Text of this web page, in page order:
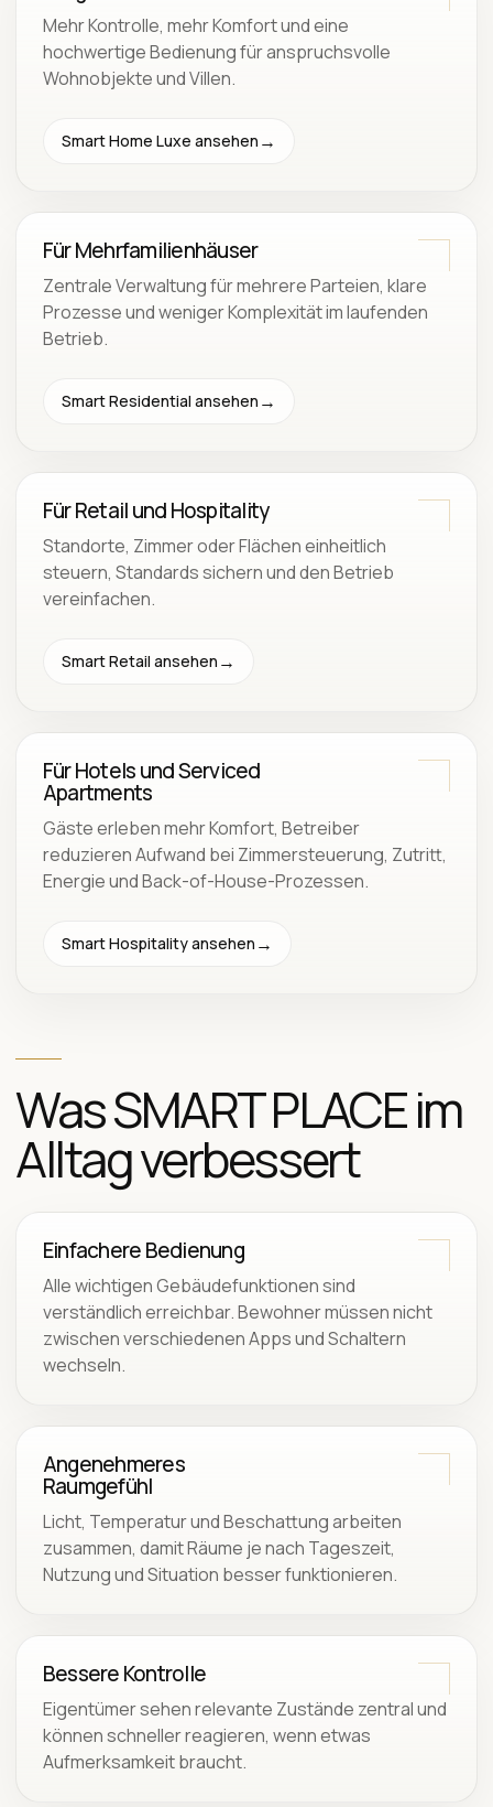
Mehr Kontrolle, mehr Komfort und eine
hochwertige Bedienung für anspruchsvolle
Wohnobjekte und Villen.
Smart Home Luxe ansehen
Für Mehrfamilienhäuser
Zentrale Verwaltung für mehrere Parteien, klare
Prozesse und weniger Komplexität im laufenden
Betrieb.
Smart Residential ansehen
Für Retail und Hospitality
Standorte, Zimmer oder Flächen einheitlich
steuern, Standards sichern und den Betrieb
vereinfachen.
Smart Retail ansehen
Für Hotels und Serviced
Apartments
Gäste erleben mehr Komfort, Betreiber
reduzieren Aufwand bei Zimmersteuerung, Zutritt,
Energie und Back-of-House-Prozessen.
Smart Hospitality ansehen
Was SMART PLACE im
Alltag verbessert
Einfachere Bedienung
Alle wichtigen Gebäudefunktionen sind
verständlich erreichbar. Bewohner müssen nicht
zwischen verschiedenen Apps und Schaltern
wechseln.
Angenehmeres
Raumgefühl
Licht, Temperatur und Beschattung arbeiten
zusammen, damit Räume je nach Tageszeit,
Nutzung und Situation besser funktionieren.
Bessere Kontrolle
Eigentümer sehen relevante Zustände zentral und
können schneller reagieren, wenn etwas
Aufmerksamkeit braucht.